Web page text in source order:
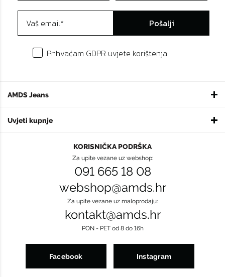
AMDS Jeans
Uvjeti kupnje
Pošalji
Prihvaćam GDPR uvjete korištenja
KORISNIČKA PODRŠKA
Za upite vezane uz webshop:
091 665 18 08
webshop@amds.hr
Za upite vezane uz maloprodaju:
kontakt@amds.hr
PON - PET od 8 do 16h
Facebook Instagram